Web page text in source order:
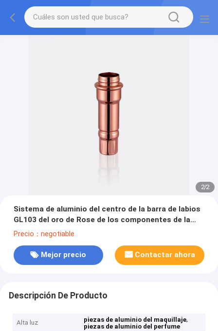
2/2
Sistema de aluminio del centro de la barra de labios
GL103 del oro de Rose de los componentes de la
cubierta elegante
Precio：negotiable
Mejor precio Contactar ahora
Descripción De Producto
Alta luz piezas de aluminio del maquillaje,
piezas de aluminio del perfume